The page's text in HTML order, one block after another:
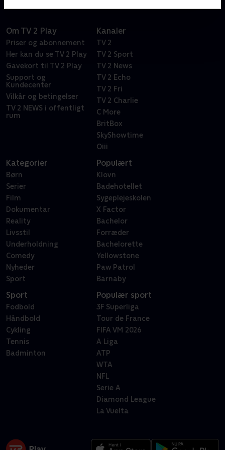
Om TV 2 Play
Priser og abonnement
Her kan du se TV 2 Play
Gavekort til TV 2 Play
Support og
Kundecenter
Vilkår og betingelser
TV 2 NEWS i offentligt
rum
Kanaler
TV 2
TV 2 Sport
TV 2 News
TV 2 Echo
TV 2 Fri
TV 2 Charlie
C More
BritBox
SkyShowtime
Oiii
Kategorier
Børn
Serier
Film
Dokumentar
Reality
Livsstil
Underholdning
Comedy
Nyheder
Sport
Populært
Klovn
Badehotellet
Sygeplejeskolen
X Factor
Bachelor
Forræder
Bachelorette
Yellowstone
Paw Patrol
Barnaby
Sport
Fodbold
Håndbold
Cykling
Tennis
Badminton
Populær sport
3F Superliga
Tour de France
FIFA VM 2026
A Liga
ATP
WTA
NFL
Serie A
Diamond League
La Vuelta